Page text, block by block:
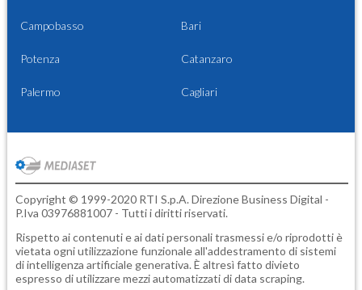
Campobasso Bari
Potenza Catanzaro
Palermo Cagliari
Copyright © 1999-2020 RTI S.p.A. Direzione Business Digital -
P.Iva 03976881007 - Tutti i diritti riservati.
Rispetto ai contenuti e ai dati personali trasmessi e/o riprodotti è
vietata ogni utilizzazione funzionale all'addestramento di sistemi
di intelligenza artificiale generativa. È altresì fatto divieto
espresso di utilizzare mezzi automatizzati di data scraping.